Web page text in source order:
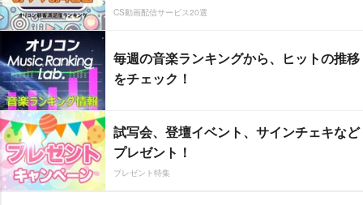
CS動画配信サービス20選
毎週の音楽ランキングから、ヒットの推移
をチェック！
試写会、登壇イベント、サインチェキなど
プレゼント！
プレゼント特集